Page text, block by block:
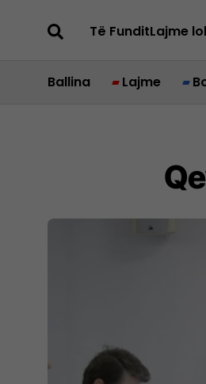
Të FunditLajme
Ballina Lajme